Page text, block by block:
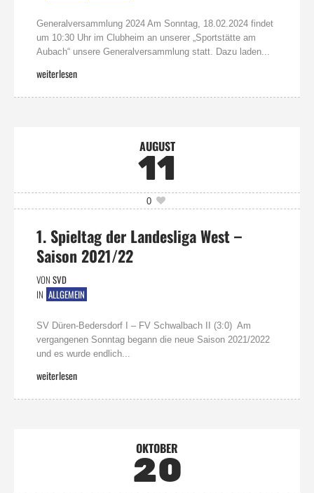
Generalversammlung 2024 Am Sonntag, 18.02.2024 findet
um 10:30 Uhr im Clubheim an unserer „Sportstätte am
Aubach“ unsere Generalversammlung statt. Dazu laden...
weiterlesen
AUGUST
11
0
1. Spieltag der Landesliga West –
Saison 2021/22
VON SVD
IN ALLGEMEIN
SV Düren-Bedersdorf I – FV Schwalbach II (3:0) Am
vergangenen Sonntag begann die neue Saison 2021/2022
und es wurde endlich...
weiterlesen
OKTOBER
20